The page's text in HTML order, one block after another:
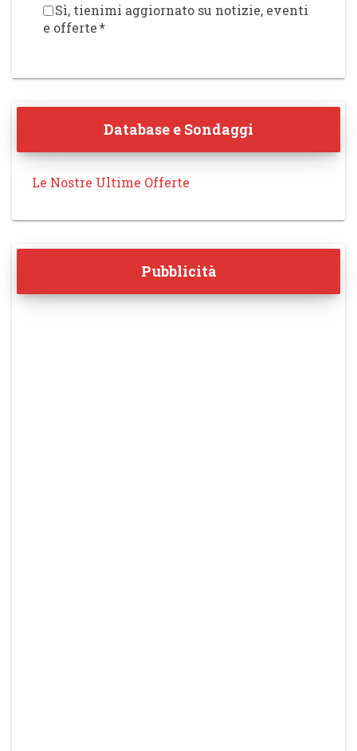
Sì, tienimi aggiornato su notizie, eventi
e offerte*
Database e Sondaggi
Le Nostre Ultime Offerte
Pubblicità